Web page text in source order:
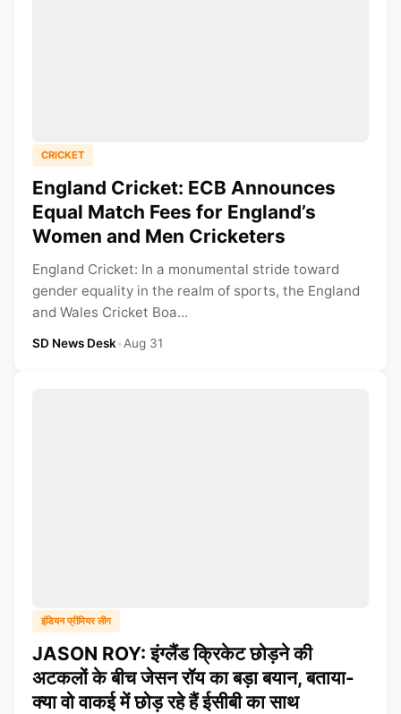
CRICKET
England Cricket: ECB Announces
Equal Match Fees for England’s
Women and Men Cricketers
England Cricket: In a monumental stride toward
gender equality in the realm of sports, the England
and Wales Cricket Boa...
SD News Desk•Aug 31
इंडियन प्रीमियर लीग
JASON ROY: इंग्लैंड क्रिकेट छोड़ने की
अटकलों के बीच जेसन रॉय का बड़ा बयान, बताया-
क्या वो वाकई में छोड़ रहे हैं ईसीबी का साथ